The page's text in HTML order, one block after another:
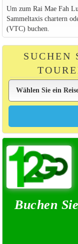
Um zum Rai Mae Fah
Sammeltaxis chartern
(VTC) buchen.
SUCHEN
Buchen